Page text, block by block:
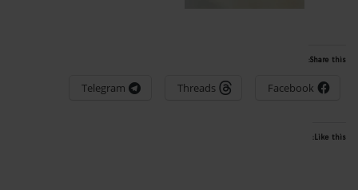
Share this:
Facebook
Threads
Telegram
Like this: